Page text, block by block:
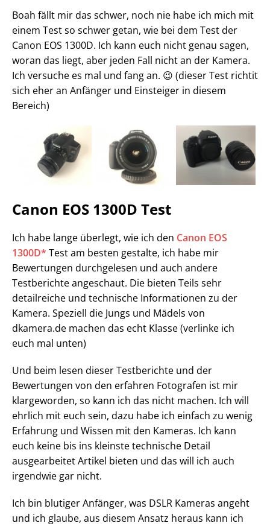
Boah fällt mir das schwer, noch nie habe ich mich mit
einem Test so schwer getan, wie bei dem Test der
Canon EOS 1300D. Ich kann euch nicht genau sagen,
woran das liegt, aber jeden Fall nicht an der Kamera.
Ich versuche es mal und fang an. 😉 (dieser Test richtit
sich eher an Anfänger und Einsteiger in diesem
Bereich)
Canon EOS 1300D Test
Ich habe lange überlegt, wie ich den Canon EOS
1300D* Test am besten gestalte, ich habe mir
Bewertungen durchgelesen und auch andere
Testberichte angeschaut. Die bieten Teils sehr
detailreiche und technische Informationen zu der
Kamera. Speziell die Jungs und Mädels von
dkamera.de machen das echt Klasse (verlinke ich
euch mal unten)
Und beim lesen dieser Testberichte und der
Bewertungen von den erfahren Fotografen ist mir
klargeworden, so kann ich das nicht machen. Ich will
ehrlich mit euch sein, dazu habe ich einfach zu wenig
Erfahrung und Wissen mit den Kameras. Ich kann
euch keine bis ins kleinste technische Detail
ausgearbeitet Artikel bieten und das will ich auch
irgendwie gar nicht.
Ich bin blutiger Anfänger, was DSLR Kameras angeht
und ich glaube, aus diesem Ansatz heraus kann ich